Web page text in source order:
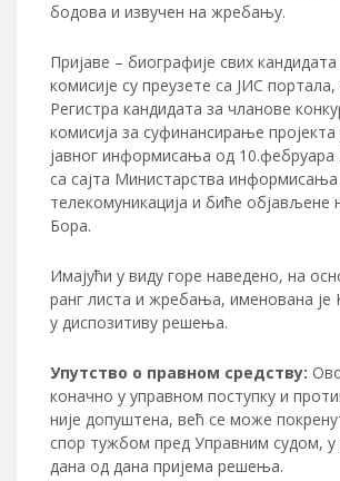
бодова и извучен на жребању.
Пријаве – биографије свих
комисије су преузете са ЈИС
Регистра кандидата за чланове
комисија за суфинансирање
јавног информисања од 10.фебруара
са сајта Министарства информисања
телекомуникација и биће објављене
Бора.
Имајући у виду горе наведено, на
ранг листа и жребања, именована је
у диспозитиву решења.
Упутство о правном средству:
коначно у управном поступку и
није допуштена, већ се може
спор тужбом пред Управним судом, у
дана од дана пријема решења.